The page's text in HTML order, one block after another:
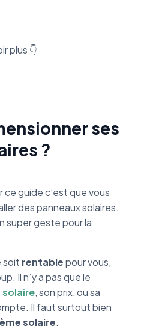
plus 👇
ses
?
ce guide c’est que vous
des panneaux solaires.
super geste pour la
soit rentablepour vous,
Il n’y a pas que le
solaire, son prix, ou sa
Il faut surtout bien
solaire.